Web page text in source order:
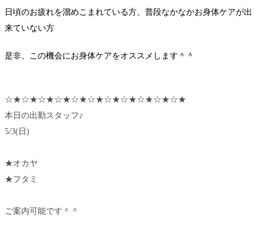
日頃のお疲れを溜めこまれている方、普段なかなかお身体ケアが出
来ていない方
是非、この機会にお身体ケアをオススメします＾＾
☆★☆★☆★☆★☆★☆★☆★☆★☆★☆★☆★
本日の出勤スタッフ♪
5/3(日)
★オカヤ
★フタミ
ご案内可能です＾＾